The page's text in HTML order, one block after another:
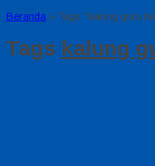
Beranda » Tags "kalung guru
Tags kalung